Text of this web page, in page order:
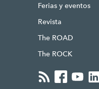
Ferias y eventos
Revista
The ROAD
The ROCK